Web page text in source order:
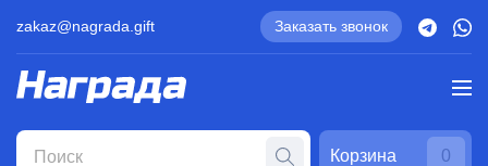
zakaz@nagrada.gift Заказать звонок
Корзина 0